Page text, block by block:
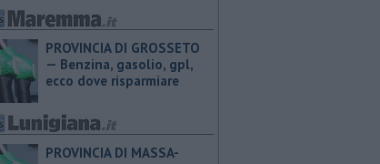
PROVINCIA DI GROSSETO
— ​Benzina, gasolio, gpl,
ecco dove risparmiare
PROVINCIA DI MASSA-